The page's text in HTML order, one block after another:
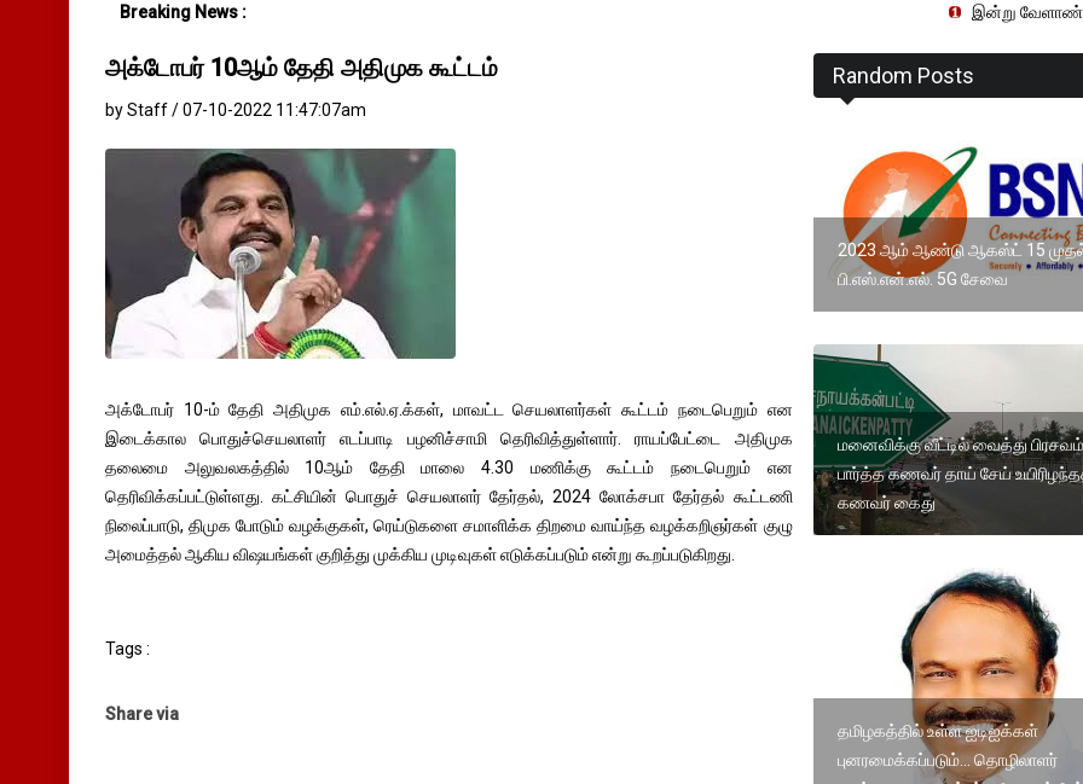
Breaking News : இன்று வேளாண் நிதிநிலை
அக்டோபர் 10ஆம் தேதி அதிமுக கூட்டம்
by Staff / 07-10-2022 11:47:07am
அக்டோபர் 10-ம் தேதி அதிமுக எம்.எல்.ஏ.க்கள், மாவட்ட செயலாளர்கள் கூட்டம் நடைபெறும் என
இடைக்கால பொதுச்செயலாளர் எடப்பாடி பழனிச்சாமி தெரிவித்துள்ளார். ராயப்பேட்டை அதிமுக
தலைமை அலுவலகத்தில் 10ஆம் தேதி மாலை 4.30 மணிக்கு கூட்டம் நடைபெறும் என
தெரிவிக்கப்பட்டுள்ளது. கட்சியின் பொதுச் செயலாளர் தேர்தல், 2024 லோக்சபா தேர்தல் கூட்டணி
நிலைப்பாடு, திமுக போடும் வழக்குகள், ரெய்டுகளை சமாளிக்க திறமை வாய்ந்த வழக்கறிஞர்கள் குழு
அமைத்தல் ஆகிய விஷயங்கள் குறித்து முக்கிய முடிவுகள் எடுக்கப்படும் என்று கூறப்படுகிறது.
Tags :
Share via
Random Posts
2023 ஆம் ஆண்டு ஆகஸ்ட் 15
பி.எஸ்.என்.எல். 5G சேவை
மனைவிக்கு வீட்டில் வைத்து பிரசவம்
பார்த்த கணவர் தாய் சேய்
கணவர் கைது
தமிழகத்தில் உள்ள ஐடிஐக்கள்
புனரமைக்கப்படும்... தொழிலாளர்